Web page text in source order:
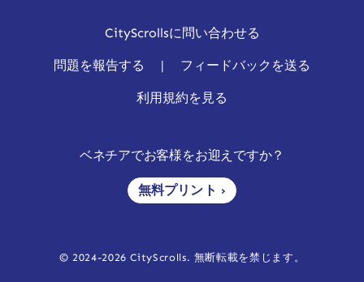
CityScrollsに問い合わせる
問題を報告する | フィードバックを送る
利用規約を見る
ベネチアでお客様をお迎えですか？
無料プリント ›
© 2024-2026 CityScrolls. 無断転載を禁じます。